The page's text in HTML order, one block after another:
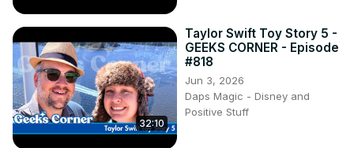
32:10
Taylor Swift Toy Story 5 -
GEEKS CORNER - Episode
#818
Jun 3, 2026
Daps Magic - Disney and
Positive Stuff